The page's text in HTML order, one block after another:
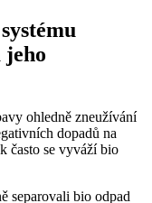
jeho
ohledně zneužívání
dopadů‍ na
často se vyváží bio
separovali‌ bio odpad